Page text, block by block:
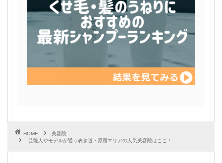
HOME
美容院
芸能人やモデルが通う表参道・原宿エリアの人気美容院はここ！